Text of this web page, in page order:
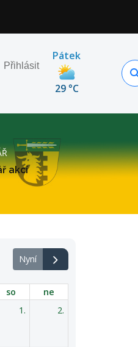
Přihlásit
Pátek
29 °C
akcí
Nyní
so
ne
1. 2.